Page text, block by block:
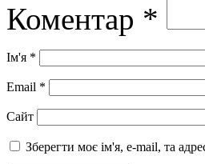
Коментар *
Ім'я *
Email *
Сайт
Зберегти моє ім'я, e-mail, та